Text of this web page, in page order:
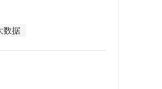
数据